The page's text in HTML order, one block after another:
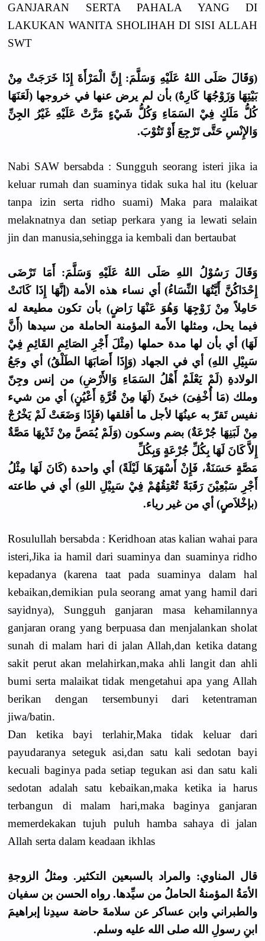
GANJARAN SERTA PAHALA YANG DI
LAKUKAN WANITA SHOLIHAH DI SISI ALLAH
SWT
(وَقَالَ صَلَى اللهُ عَلَيْهِ وَسَلَّمَ: إِنَّ الْمَرْأَةَ إِذَا خَرَجَتْ مِنْ
بَيْتِهَا وَزَوْجُهَا كَارِهٌ) بأن لم يرض عنها في خروجها (لَعَنَهَا
كُلُّ مَلَكٍ فِيْ السَمَاءِ وَكُلُّ شَيْءٍ مَرَّتْ عَلَيْهِ غَيْرُ الجِنِّ
وَالإِنْسِ حَتَّى تَرْجِعَ أَوْ تَتُوْبَ.
Nabi SAW bersabda : Sungguh seorang isteri jika ia
keluar rumah dan suaminya tidak suka hal itu (keluar
tanpa izin serta ridho suami) Maka para malaikat
melaknatnya dan setiap perkara yang ia lewati selain
jin dan manusia,sehingga ia kembali dan bertaubat
وَقَالَ رَسُوْلُ اللهِ صَلَى اللهُ عَلَيْهِ وَسَلَّمَ: أَمَا تَرْضَى
إِحْدَاكُنَّ أَيَّتُهَا النِّسَاءُ) أي نساء هذه الأمة (إنَّهَا إِذَا كَانَتْ
حَامِلاً مِنْ زَوْجِهَا وَهُوَ عَنْهَا رَاضٍ) بأن تكون مطيعة له
فيما يحل، ومثلها الأَمة المؤمنة الحاملة من سيدها (أَنَّ
لَهَا) أي بأن لها مدة حملها (مِثْلَ أَجْرِ الصَائِمِ القَائِمِ فِيْ
سَبِيْلِ اللهِ) أي في الجهاد (وَإِذَا أَصَابَهَا الطَلْقُ) أي وجَعُ
الولادةِ (لَمْ يَعْلَمْ أَهْلُ السَمَاءِ وَالأَرْضِ) من إنس وجِنّ
وملك (مَا أُخْفِىَ) خبئَ (لَهَا مِنْ قُرَّةِ أَعْيُنٍ) أي من شيء
نفيس تَقرّ به عينُهَا لأجل ما أقلقها (فَإِذَا وَضَعَتْ لَمْ يَخْرُجْ
مِنْ لَبَنِهَا جُرْعَةٌ) بضم وسكون (وَلَمْ يُمَصَّ مِنْ ثَدْيِهَا مَصَّةٌ
إِلاَّ كَانَ لَهَا بِكُلِّ جُرْعَةٍ وَبِكُلِّ
مَصَّةٍ حَسَنَةٌ، فَإِنْ أَسْهَرَهَا لَيْلَةً) أي واحدة (كَانَ لَهَا مِثْلُ
أَجْرِ سَبْعِيْنَ رَقَبَةً تُعْتِقُهُمْ فِيْ سَبِيْلِ اللهِ) أي في طاعته
(بإخْلاَصٍ) أي من غير رياء.
Rosulullah bersabda : Keridhoan atas kalian wahai para
isteri,Jika ia hamil dari suaminya dan suaminya ridho
kepadanya (karena taat pada suaminya dalam hal
kebaikan,demikian pula seorang amat yang hamil dari
sayidnya), Sungguh ganjaran masa kehamilannya
ganjaran orang yang berpuasa dan menjalankan sholat
sunah di malam hari di jalan Allah,dan ketika datang
sakit perut akan melahirkan,maka ahli langit dan ahli
bumi serta malaikat tidak mengetahui apa yang Allah
berikan dengan tersembunyi dari ketentraman
jiwa/batin.
Dan ketika bayi terlahir,Maka tidak keluar dari
payudaranya seteguk asi,dan satu kali sedotan bayi
kecuali baginya pada setiap tegukan asi dan satu kali
sedotan adalah satu kebaikan,maka ketika ia harus
terbangun di malam hari,maka baginya ganjaran
memerdekakan tujuh puluh hamba sahaya di jalan
Allah serta dalam keadaan ikhlas
قال المناوي: والمراد بالسبعين التكثير. ومثلُ الزوجةِ
الأمَةُ المؤمنةُ الحاملُ من سيِّدها. رواه الحسن بن سفيان
والطبراني وابن عساكر عن سلامةَ حاضة سيدِنا إبراهيمَ
ابنِ رسولِ الله صلى الله عليه وسلم.